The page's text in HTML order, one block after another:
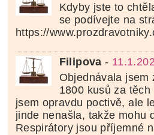
Kdyby jste to
se podívejte na
https://
Filipova -
Objednávala jsem
1800 kusů za
jsem opravdu poctivě, ale
jinde nenašla, takže mohu
Respirátory jsou příjemné